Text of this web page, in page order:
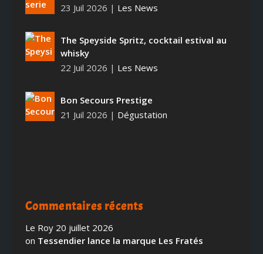
23 Juil 2026 | Les News
The Speyside Spritz, cocktail estival au
whisky
22 Juil 2026 | Les News
Bon Secours Prestige
21 Juil 2026 | Dégustation
Commentaires récents
Le Roy 20 juillet 2026
on Tessendier lance la marque Les Fratés